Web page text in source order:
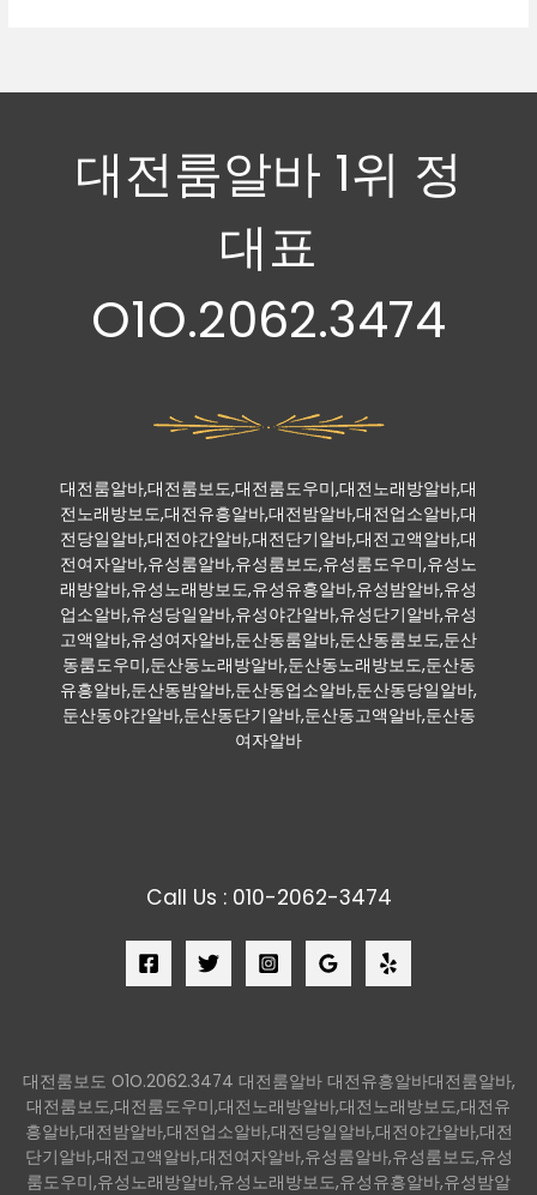
대전룸알바 1위 정
대표
O1O.2062.3474
대전룸알바,대전룸보도,대전룸도우미,대전노래방알바,대
전노래방보도,대전유흥알바,대전밤알바,대전업소알바,대
전당일알바,대전야간알바,대전단기알바,대전고액알바,대
전여자알바,유성룸알바,유성룸보도,유성룸도우미,유성노
래방알바,유성노래방보도,유성유흥알바,유성밤알바,유성
업소알바,유성당일알바,유성야간알바,유성단기알바,유성
고액알바,유성여자알바,둔산동룸알바,둔산동룸보도,둔산
동룸도우미,둔산동노래방알바,둔산동노래방보도,둔산동
유흥알바,둔산동밤알바,둔산동업소알바,둔산동당일알바,
둔산동야간알바,둔산동단기알바,둔산동고액알바,둔산동
여자알바
Call Us : 010-2062-3474
대전룸보도 O1O.2062.3474 대전룸알바 대전유흥알바대전룸알바,
대전룸보도,대전룸도우미,대전노래방알바,대전노래방보도,대전유
흥알바,대전밤알바,대전업소알바,대전당일알바,대전야간알바,대전
단기알바,대전고액알바,대전여자알바,유성룸알바,유성룸보도,유성
룸도우미,유성노래방알바,유성노래방보도,유성유흥알바,유성밤알